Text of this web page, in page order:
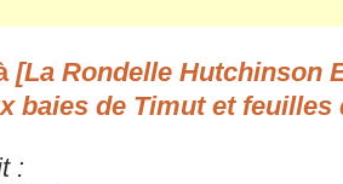
[La Rondelle Hutchinson
baies de Timut et feuilles
: